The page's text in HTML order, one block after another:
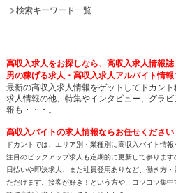
検索キーワード一覧
高収入求人をお探しなら、高収入求人情報誌
男の稼げる求人・高収入求人アルバイト情
最新の高収入求人情報をゲットしてドカント
求人情報の他、特集やインタビュー、グラ
報も・・・。
高収入バイトの求人情報ならお任せください
ドカントでは、エリア別・業種別に高収入バイト情報
注目のピックアップ求人も定期的に更新して参ります
日払いや即決求人、また社員登用ありなど、働き方
ただけます。接客が好き！という方や、コツコツ集